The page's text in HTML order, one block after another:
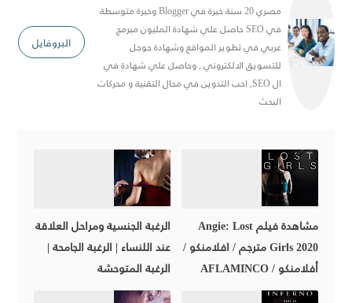
مصري 20 سنة خبرة في Blogger وخبرة متوسطة
في SEO حاصل علي شهادة المليون مبرمج
عربي في تطوير المواقع وشهادة جوجل
للتسويق الالكتروني , وحاصل علي شهادة في
ال SEO, احب التدوين في مجال التقنية و محركات
البحث
البروفايل
الرغبة الجنسية ومراحل العلاقة
عند اللنساء | الرغبة الجامحة |
الرغبة المتوحشة
مشاهدة فيلم Angie: Lost
Girls 2020 مترجم / افلامنكو /
أفلامنكو / AFLAMINCO